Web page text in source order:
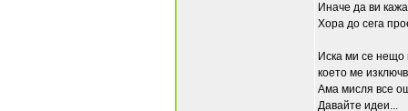
Иначе да ви
Хора до сега
Иска ми се нещо
което ме
Ама мисля все
Давайте идеи...